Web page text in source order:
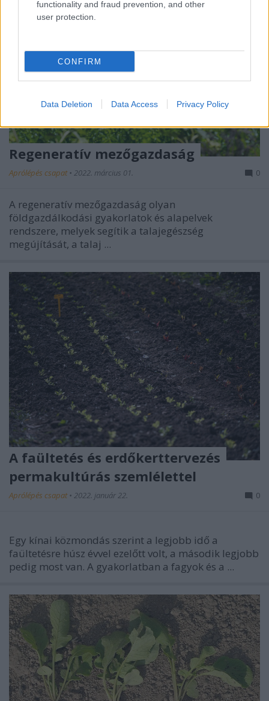
functionality and fraud prevention, and other
user protection.
CONFIRM
Data Deletion Data Access Privacy Policy
Regeneratív mezőgazdaság
Aprólépés csapat • 2022. március 01. 0
A regeneratív mezőgazdaság olyan
földgazdálkodási gyakorlatok és alapelvek
rendszere, melyek segítik a talajegészség
megújítását, a talaj ...
A faültetés és erdőkerttervezés
permakultúrás szemlélettel
Aprólépés csapat • 2022. január 22. 0
Egy kínai közmondás szerint a legjobb idő a
faültetésre húsz évvel ezelőtt volt, a második legjobb
pedig most van. A gyakorlatban a fagyok és a ...